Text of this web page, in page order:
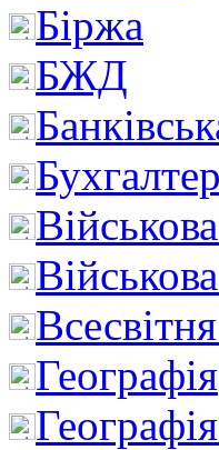
Біржа
БЖД
Географія